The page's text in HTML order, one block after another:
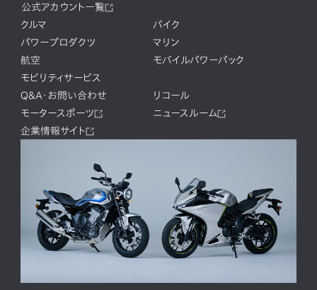
公式アカウント一覧
クルマ
バイク
パワープロダクツ
マリン
航空
モバイルパワーパック
モビリティサービス
Q&A・お問い合わせ
リコール
モータースポーツ
ニュースルーム
企業情報サイト